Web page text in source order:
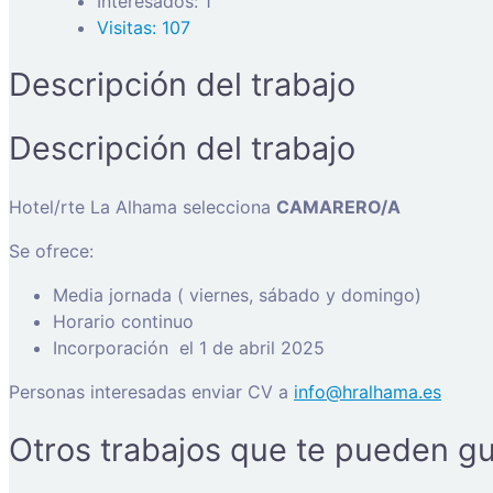
Visitas: 107
Descripción del trabajo
Descripción del trabajo
Hotel/rte La Alhama selecciona CAMARERO/A
Se ofrece:
Media jornada ( viernes, sábado y domingo)
Horario continuo
Incorporación el 1 de abril 2025
Personas interesadas enviar CV a info@hralhama.es
Otros trabajos que te pueden